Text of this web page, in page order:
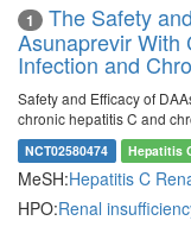
1
The Safety
Asunaprevir With
Infection and
Safety and Efficacy of
chronic hepatitis C and
NCT02580474 Hepatitis
MeSH:Hepatitis C
HPO:Renal